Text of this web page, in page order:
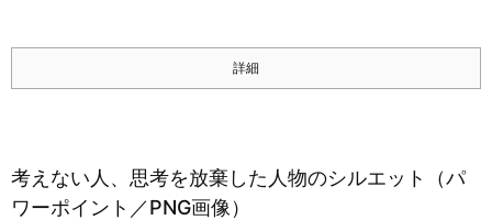
詳細
考えない人、思考を放棄した人物のシルエット（パ
ワーポイント／PNG画像）